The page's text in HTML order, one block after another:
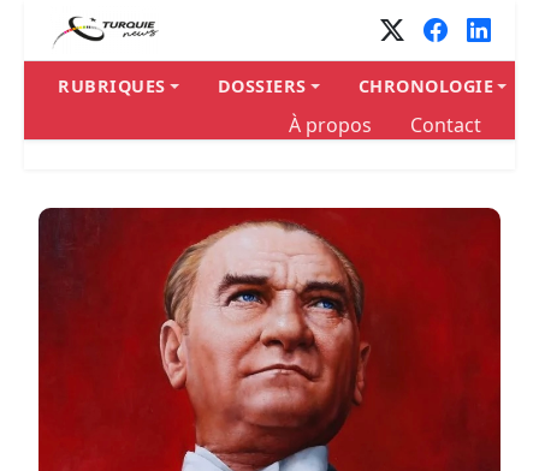
Panneau de gestion des cookies
RUBRIQUES DOSSIERS CHRONOLOGIE
À propos Contact